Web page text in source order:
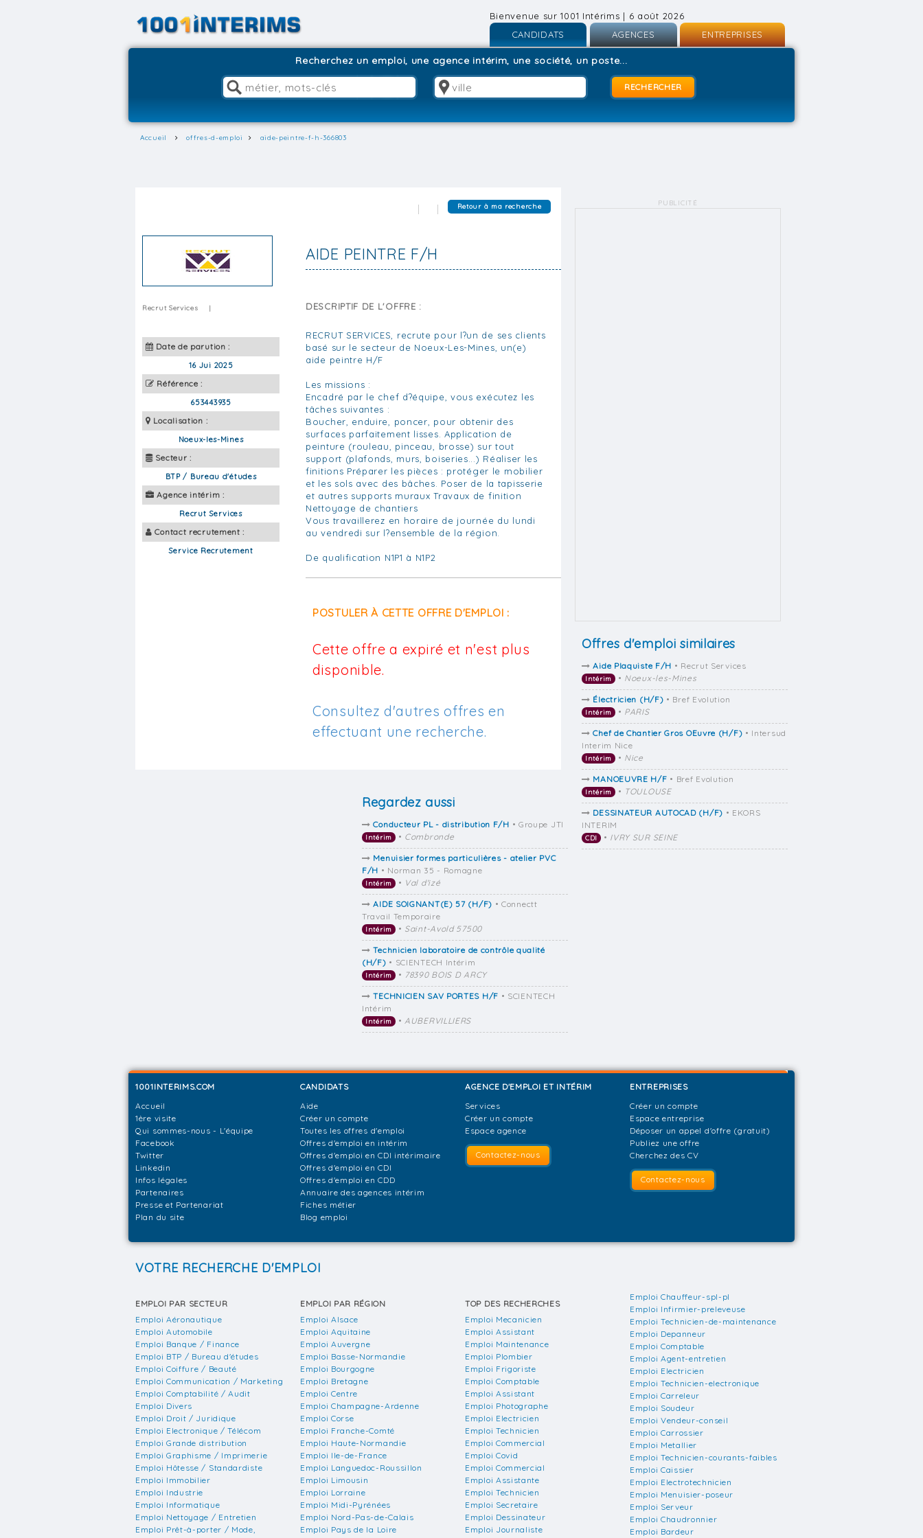
Bienvenue sur 1001 Intérims | 6 août 2026
CANDIDATS
Inscription
AGENCES
Inscription
Connexion
ENTREPRISES
Recherchez un emploi, une agence intérim, une société, un poste...
Accueil offres-d-emploi aide-peintre-f-h-366803
Retour à ma recherche
AIDE PEINTRE F/H
Recrut Services |
Date de parution :
16 Jui 2025
Référence :
653443935
Localisation :
Noeux-les-Mines
Secteur :
BTP / Bureau d'études
Agence intérim :
Recrut Services
Contact recrutement :
Service Recrutement
DESCRIPTIF DE L'OFFRE :
RECRUT SERVICES, recrute pour l?un de ses clients
basé sur le secteur de Noeux-Les-Mines, un(e)
aide peintre H/F
Les missions :
Encadré par le chef d?équipe, vous exécutez les
tâches suivantes :
Boucher, enduire, poncer, pour obtenir des
surfaces parfaitement lisses. Application de
peinture (rouleau, pinceau, brosse) sur tout
support (plafonds, murs, boiseries...) Réaliser les
finitions Préparer les pièces : protéger le mobilier
et les sols avec des bâches. Poser de la tapisserie
et autres supports muraux Travaux de finition
Nettoyage de chantiers
Vous travaillerez en horaire de journée du lundi
au vendredi sur l?ensemble de la région.
De qualification N1P1 à N1P2
POSTULER À CETTE OFFRE D'EMPLOI :
Cette offre a expiré et n'est plus
disponible.
Consultez d'autres offres en
effectuant une recherche.
PUBLICITÉ
Offres d'emploi similaires
Aide Plaquiste F/H • Recrut Services
Intérim • Noeux-les-Mines
Électricien (H/F) • Bref Evolution
Intérim • PARIS
Chef de Chantier Gros OEuvre (H/F) • Intersud
Interim Nice
Intérim • Nice
MANOEUVRE H/F • Bref Evolution
Intérim • TOULOUSE
DESSINATEUR AUTOCAD (H/F) • EKORS
INTERIM
CDI • IVRY SUR SEINE
Regardez aussi
Conducteur PL - distribution F/H • Groupe JTI
Intérim • Combronde
Menuisier formes particulières - atelier PVC
F/H • Norman 35 - Romagne
Intérim • Val d'izé
AIDE SOIGNANT(E) 57 (H/F) • Connectt
Travail Temporaire
Intérim • Saint-Avold 57500
Technicien laboratoire de contrôle qualité
(H/F) • SCIENTECH Intérim
Intérim • 78390 BOIS D ARCY
TECHNICIEN SAV PORTES H/F • SCIENTECH
Intérim
Intérim • AUBERVILLIERS
1001INTERIMS.COM
Accueil
1ère visite
Qui sommes-nous - L'équipe
Facebook
Twitter
Linkedin
Infos légales
Partenaires
Presse et Partenariat
Plan du site
CANDIDATS
Aide
Créer un compte
Toutes les offres d'emploi
Offres d'emploi en intérim
Offres d'emploi en CDI intérimaire
Offres d'emploi en CDI
Offres d'emploi en CDD
Annuaire des agences intérim
Fiches métier
Blog emploi
AGENCE D'EMPLOI ET INTÉRIM
Services
Créer un compte
Espace agence
Contactez-nous
ENTREPRISES
Créer un compte
Espace entreprise
Déposer un appel d'offre (gratuit)
Publiez une offre
Cherchez des CV
Contactez-nous
VOTRE RECHERCHE D'EMPLOI
EMPLOI PAR SECTEUR
Emploi Aéronautique
Emploi Automobile
Emploi Banque / Finance
Emploi BTP / Bureau d'études
Emploi Coiffure / Beauté
Emploi Communication / Marketing
Emploi Comptabilité / Audit
Emploi Divers
Emploi Droit / Juridique
Emploi Electronique / Télécom
Emploi Grande distribution
Emploi Graphisme / Imprimerie
Emploi Hôtesse / Standardiste
Emploi Immobilier
Emploi Industrie
Emploi Informatique
Emploi Nettoyage / Entretien
Emploi Prêt-à-porter / Mode,
EMPLOI PAR RÉGION
Emploi Alsace
Emploi Aquitaine
Emploi Auvergne
Emploi Basse-Normandie
Emploi Bourgogne
Emploi Bretagne
Emploi Centre
Emploi Champagne-Ardenne
Emploi Corse
Emploi Franche-Comté
Emploi Haute-Normandie
Emploi Ile-de-France
Emploi Languedoc-Roussillon
Emploi Limousin
Emploi Lorraine
Emploi Midi-Pyrénées
Emploi Nord-Pas-de-Calais
Emploi Pays de la Loire
TOP DES RECHERCHES
Emploi Mecanicien
Emploi Assistant
Emploi Maintenance
Emploi Plombier
Emploi Frigoriste
Emploi Comptable
Emploi Assistant
Emploi Photographe
Emploi Electricien
Emploi Technicien
Emploi Commercial
Emploi Covid
Emploi Commercial
Emploi Assistante
Emploi Technicien
Emploi Secretaire
Emploi Dessinateur
Emploi Journaliste
Emploi Chauffeur-spl-pl
Emploi Infirmier-preleveuse
Emploi Technicien-de-maintenance
Emploi Depanneur
Emploi Comptable
Emploi Agent-entretien
Emploi Electricien
Emploi Technicien-electronique
Emploi Carreleur
Emploi Soudeur
Emploi Vendeur-conseil
Emploi Carrossier
Emploi Metallier
Emploi Technicien-courants-faibles
Emploi Caissier
Emploi Electrotechnicien
Emploi Menuisier-poseur
Emploi Serveur
Emploi Chaudronnier
Emploi Bardeur